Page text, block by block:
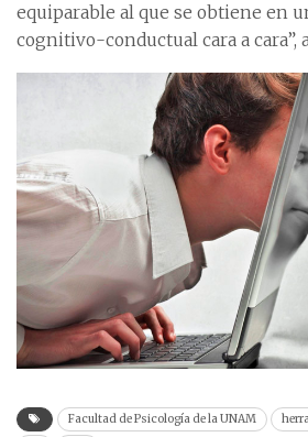
equiparable al que se obtiene en
cognitivo-conductual cara a cara”,
Facultad de Psicología de la UNAM